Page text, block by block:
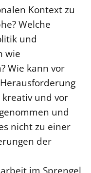
Kontext zu
Welche
und
wie
Wie kann vor
und vor
und
nicht zu einer
der
im Sprengel